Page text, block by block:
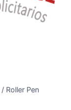
/ Roller Pen